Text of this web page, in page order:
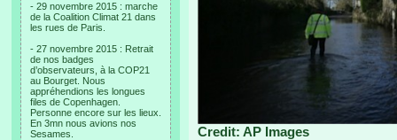
- 29 novembre 2015 : marche
de la Coalition Climat 21 dans
les rues de Paris.
- 27 novembre 2015 : Retrait
de nos badges
d’observateurs, à la COP21
au Bourget. Nous
appréhendions les longues
files de Copenhagen.
Personne encore sur les lieux.
En 3mn nous avions nos
Sesames.
Credit: AP Images